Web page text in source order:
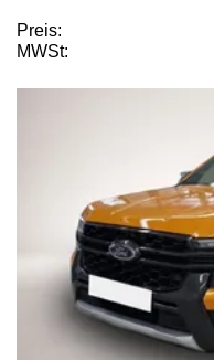
Preis:
MWSt: